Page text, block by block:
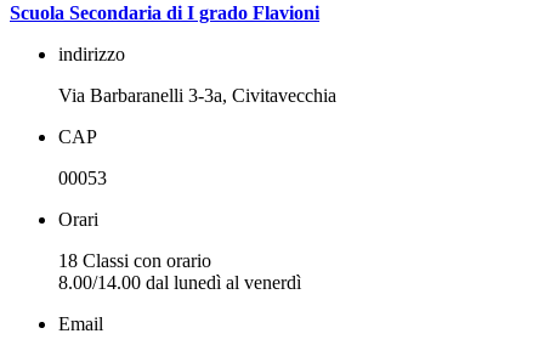
Scuola Secondaria di I grado Flavioni
indirizzo
Via Barbaranelli 3-3a, Civitavecchia
CAP
00053
Orari
18 Classi con orario
8.00/14.00 dal lunedì al venerdì
Email